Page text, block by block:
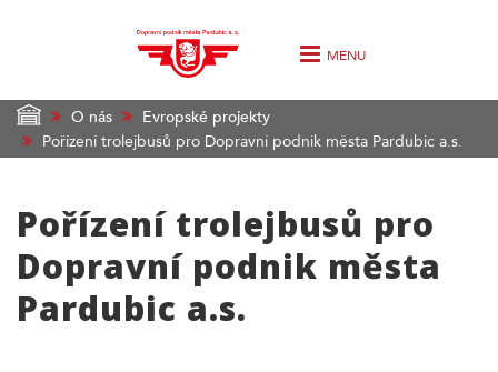
MENU
O nás
Evropské projekty
Pořízení trolejbusů pro Dopravní podnik města Pardubic a.s.
Pořízení trolejbusů pro
Dopravní podnik města
Pardubic a.s.